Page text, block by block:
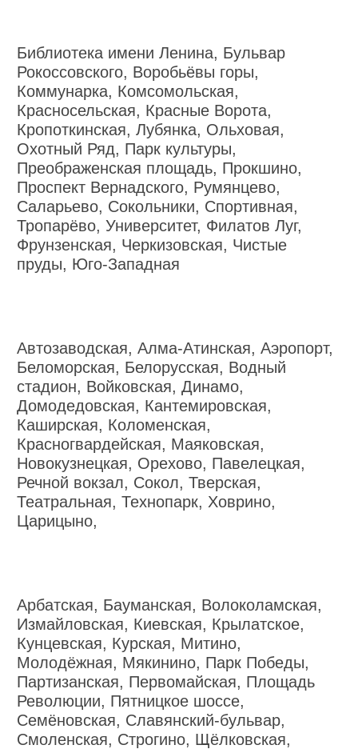
Библиотека имени Ленина, Бульвар
Рокоссовского, Воробьёвы горы,
Коммунарка, Комсомольская,
Красносельская, Красные Ворота,
Кропоткинская, Лубянка, Ольховая,
Охотный Ряд, Парк культуры,
Преображенская площадь, Прокшино,
Проспект Вернадского, Румянцево,
Саларьево, Сокольники, Спортивная,
Тропарёво, Университет, Филатов Луг,
Фрунзенская, Черкизовская, Чистые
пруды, Юго-Западная
Автозаводская, Алма-Атинская, Аэропорт,
Беломорская, Белорусская, Водный
стадион, Войковская, Динамо,
Домодедовская, Кантемировская,
Каширская, Коломенская,
Красногвардейская, Маяковская,
Новокузнецкая, Орехово, Павелецкая,
Речной вокзал, Сокол, Тверская,
Театральная, Технопарк, Ховрино,
Царицыно,
Арбатская, Бауманская, Волоколамская,
Измайловская, Киевская, Крылатское,
Кунцевская, Курская, Митино,
Молодёжная, Мякинино, Парк Победы,
Партизанская, Первомайская, Площадь
Революции, Пятницкое шоссе,
Семёновская, Славянский-бульвар,
Смоленская, Строгино, Щёлковская,